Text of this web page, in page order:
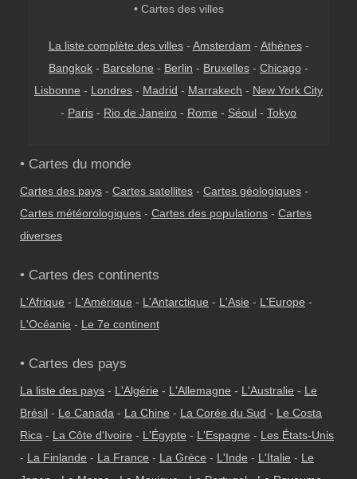
• Cartes des villes
La liste complète des villes- Amsterdam - Athènes-
Bangkok - Barcelone - Berlin - Bruxelles - Chicago -
Lisbonne - Londres - Madrid - Marrakech - New York City
- Paris - Rio de Janeiro - Rome - Séoul - Tokyo
• Cartes du monde
Cartes des pays - Cartes satellites - Cartes géologiques -
Cartes météorologiques - Cartes des populations - Cartes
diverses
• Cartes des continents
L'Afrique - L'Amérique - L'Antarctique - L'Asie - L'Europe -
L'Océanie - Le 7e continent
• Cartes des pays
La liste des pays - L'Algérie - L'Allemagne - L'Australie - Le
Brésil - Le Canada - La Chine - La Corée du Sud - Le Costa
Rica - La Côte d'Ivoire - L'Égypte - L'Espagne - Les États-Unis
- La Finlande - La France - La Grèce - L'Inde - L'Italie - Le